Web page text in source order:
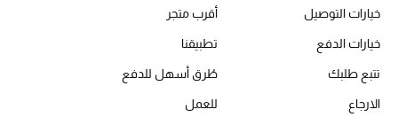
خصومات
جميع مستحضرات الجمال
خيارات التوصيل
خيارات الدفع
تتبع طلبك
الارجاع
أقرب متجر
تطبيقنا
طُرق أسهل للدفع
للعمل